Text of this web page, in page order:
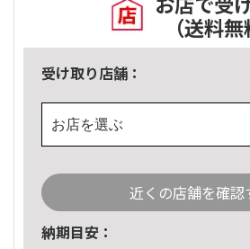
（送料無
受け取り店舗：
お店を選ぶ
近くの店舗を確認
納期目安：